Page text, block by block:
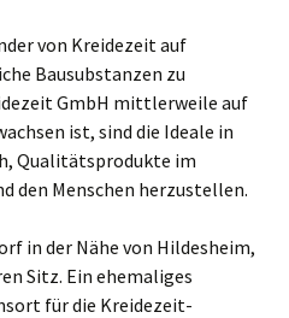
von Kreidezeit auf
Bausubstanzen zu
GmbH mittlerweile auf
ist, sind die Ideale in
Qualitätsprodukte im
den Menschen herzustellen.
in der Nähe von Hildesheim,
Sitz. Ein ehemaliges
für die Kreidezeit-